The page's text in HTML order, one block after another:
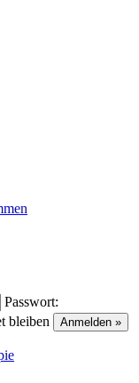
Passwort:
bleiben